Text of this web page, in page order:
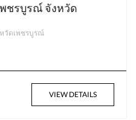
พชรบูรณ์ จังหวัด
วัดเพชรบูรณ์
VIEW DETAILS